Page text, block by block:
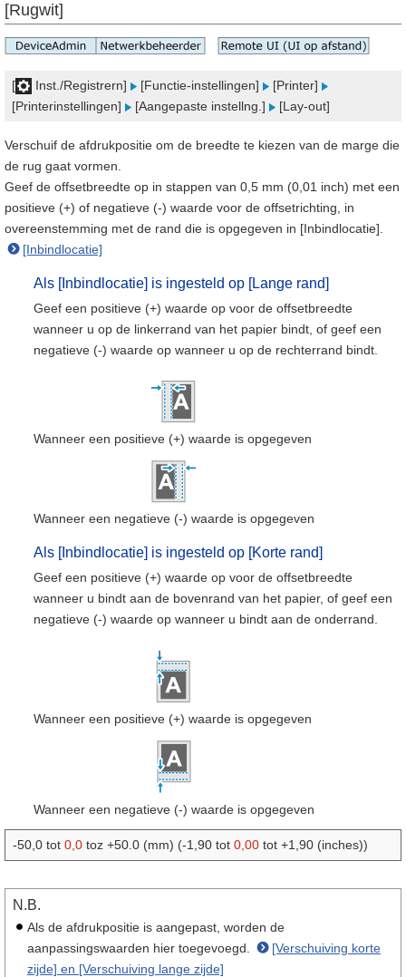
[Rugwit]
[ Inst./Registrern] [Functie-instellingen]
[Printer]
[Printerinstellingen]
[Aangepaste instellng.] [Lay-out]
Verschuif de afdrukpositie om de breedte te kiezen van de marge die
de rug gaat vormen.
Geef de offsetbreedte op in stappen van 0,5 mm (0,01 inch) met een
positieve (+) of negatieve (-) waarde voor de offsetrichting, in
overeenstemming met de rand die is opgegeven in [Inbindlocatie].
[Inbindlocatie]
Als [Inbindlocatie] is ingesteld op [Lange rand]
Geef een positieve (+) waarde op voor de offsetbreedte
wanneer u op de linkerrand van het papier bindt, of geef een
negatieve (-) waarde op wanneer u op de rechterrand bindt.
Wanneer een positieve (+) waarde is opgegeven
Wanneer een negatieve (-) waarde is opgegeven
Als [Inbindlocatie] is ingesteld op [Korte rand]
Geef een positieve (+) waarde op voor de offsetbreedte
wanneer u bindt aan de bovenrand van het papier, of geef een
negatieve (-) waarde op wanneer u bindt aan de onderrand.
Wanneer een positieve (+) waarde is opgegeven
Wanneer een negatieve (-) waarde is opgegeven
-50,0 tot 0,0 toz +50.0 (mm) (-1,90 tot 0,00 tot +1,90 (inches))
N.B.
Als de afdrukpositie is aangepast, worden de
aanpassingswaarden hier toegevoegd.
[Verschuiving korte
zijde] en [Verschuiving lange zijde]